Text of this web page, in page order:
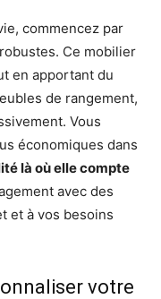
commencez par
Ce mobilier
en apportant du
de rangement,
Vous
économiques dans
là où elle compte
avec des
et à vos besoins
votre